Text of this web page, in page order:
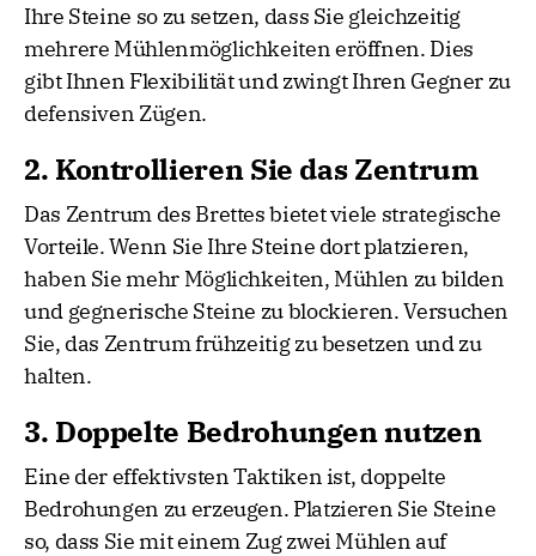
Ihre Steine so zu setzen, dass Sie gleichzeitig
mehrere Mühlenmöglichkeiten eröffnen. Dies
gibt Ihnen Flexibilität und zwingt Ihren Gegner zu
defensiven Zügen.
2. Kontrollieren Sie das Zentrum
Das Zentrum des Brettes bietet viele strategische
Vorteile. Wenn Sie Ihre Steine dort platzieren,
haben Sie mehr Möglichkeiten, Mühlen zu bilden
und gegnerische Steine zu blockieren. Versuchen
Sie, das Zentrum frühzeitig zu besetzen und zu
halten.
3. Doppelte Bedrohungen nutzen
Eine der effektivsten Taktiken ist, doppelte
Bedrohungen zu erzeugen. Platzieren Sie Steine
so, dass Sie mit einem Zug zwei Mühlen auf